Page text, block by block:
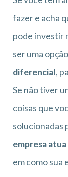
fazer e acha
pode investir
ser uma
diferencial,
Se não tiver
coisas que
solucionadas
empresa
em como sua